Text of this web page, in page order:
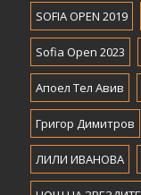
SOFIA OPEN 2019
Sofia Open 2023
Апоел Тел Авив
Григор Димитров
ЛИЛИ ИВАНОВА